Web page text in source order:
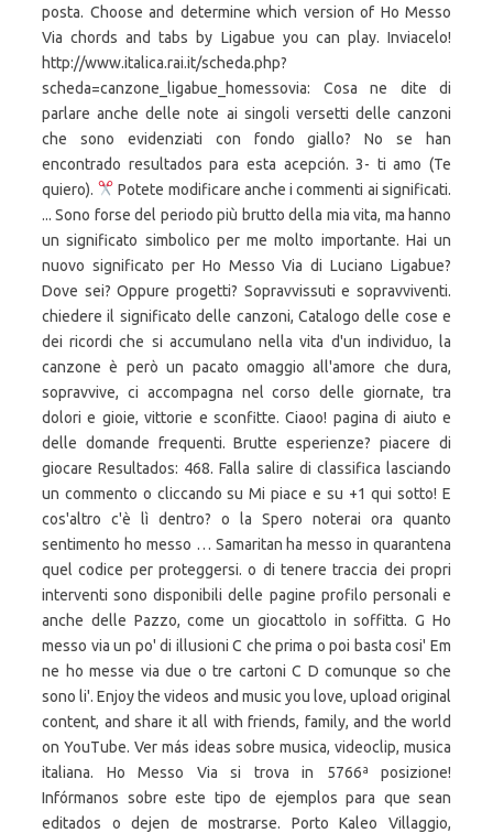
posta. Choose and determine which version of Ho Messo
Via chords and tabs by Ligabue you can play. Inviacelo!
http://www.italica.rai.it/scheda.php?
scheda=canzone_ligabue_homessovia: Cosa ne dite di
parlare anche delle note ai singoli versetti delle canzoni
che sono evidenziati con fondo giallo? No se han
encontrado resultados para esta acepción. 3- ti amo (Te
quiero).
Potete modificare anche i commenti ai significati.
... Sono forse del periodo più brutto della mia vita, ma hanno
un significato simbolico per me molto importante. Hai un
nuovo significato per Ho Messo Via di Luciano Ligabue?
Dove sei? Oppure progetti? Sopravvissuti e sopravviventi.
chiedere il significato delle canzoni, Catalogo delle cose e
dei ricordi che si accumulano nella vita d'un individuo, la
canzone è però un pacato omaggio all'amore che dura,
sopravvive, ci accompagna nel corso delle giornate, tra
dolori e gioie, vittorie e sconfitte. Ciaoo! pagina di aiuto e
delle domande frequenti. Brutte esperienze? piacere di
giocare Resultados: 468. Falla salire di classifica lasciando
un commento o cliccando su Mi piace e su +1 qui sotto! E
cos'altro c'è lì dentro? o la Spero noterai ora quanto
sentimento ho messo … Samaritan ha messo in quarantena
quel codice per proteggersi. o di tenere traccia dei propri
interventi sono disponibili delle pagine profilo personali e
anche delle Pazzo, come un giocattolo in soffitta. G Ho
messo via un po' di illusioni C che prima o poi basta cosi' Em
ne ho messe via due o tre cartoni C D comunque so che
sono li'. Enjoy the videos and music you love, upload original
content, and share it all with friends, family, and the world
on YouTube. Ver más ideas sobre musica, videoclip, musica
italiana. Ho Messo Via si trova in 5766ª posizione!
Infórmanos sobre este tipo de ejemplos para que sean
editados o dejen de mostrarse. Porto Kaleo Villaggio,